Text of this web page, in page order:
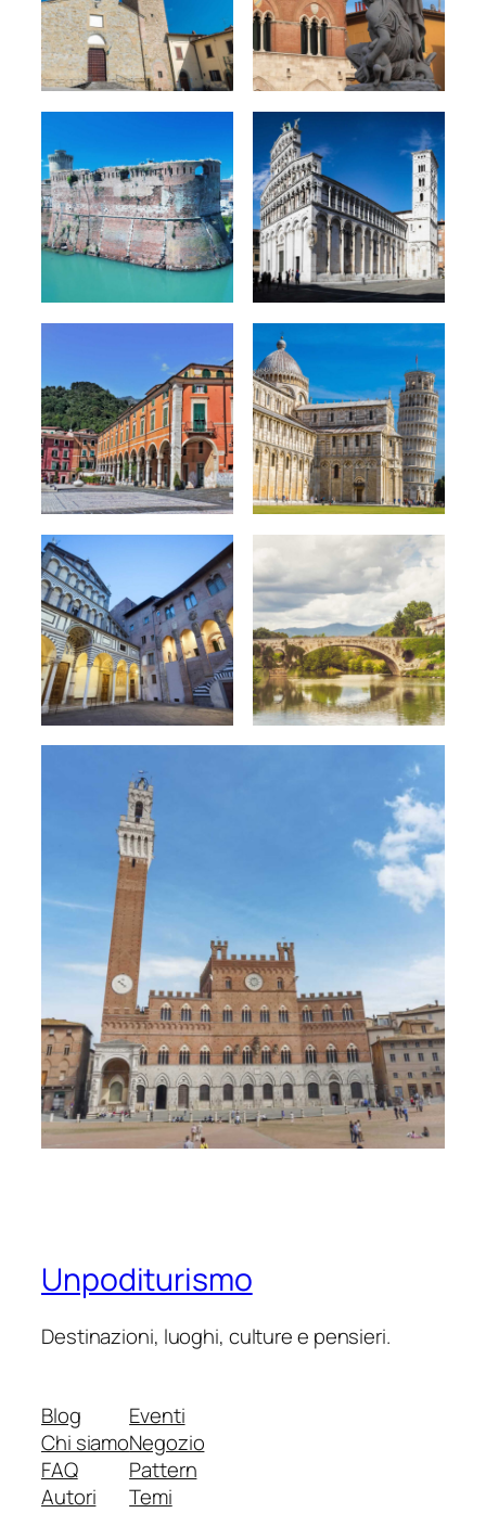
Unpoditurismo
Destinazioni, luoghi, culture e pensieri.
Blog
Chi siamo
FAQ
Autori
Eventi
Negozio
Pattern
Temi